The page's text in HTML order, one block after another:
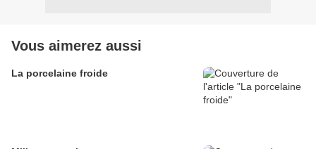
Vous aimerez aussi
La porcelaine froide